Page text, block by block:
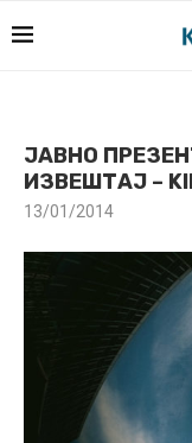
ЈАВНО
ИЗВЕШТАЈ –
13/01/2014